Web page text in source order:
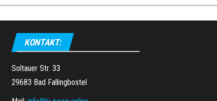
KONTAKT:
Soltauer Str. 33
29683 Bad Fallingbostel